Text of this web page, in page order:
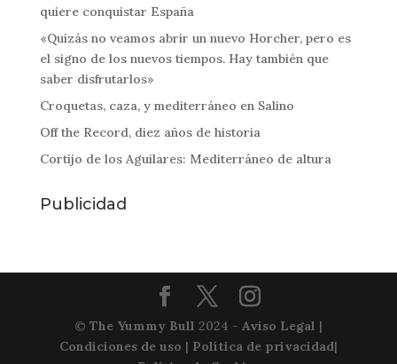
quiere conquistar España
«Quizás no veamos abrir un nuevo Horcher, pero es
el signo de los nuevos tiempos. Hay también que
saber disfrutarlos»
Croquetas, caza, y mediterráneo en Salino
Off the Record, diez años de historia
Cortijo de los Aguilares: Mediterráneo de altura
Publicidad
© The Yummy Bull 2024 - Aviso Legal |
Condiciones de uso | Política de privacidad|